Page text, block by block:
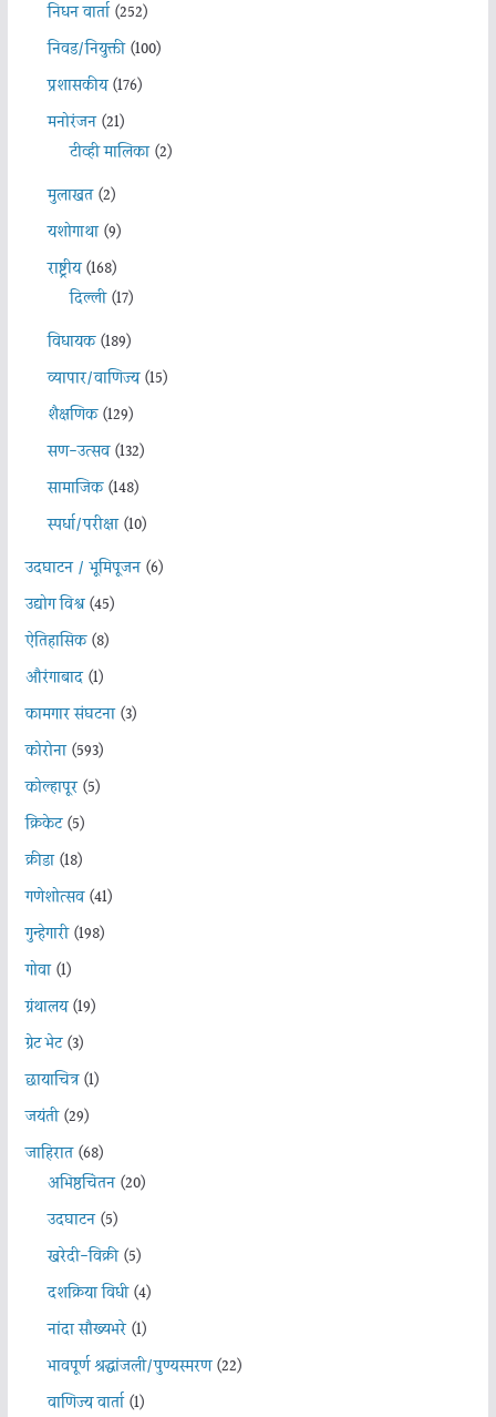
निधन वार्ता(252)
निवड/नियुक्ती(100)
प्रशासकीय(176)
मनोरंजन(21)
टीव्ही मालिका(2)
मुलाखत(2)
यशोगाथा(9)
राष्ट्रीय(168)
दिल्ली(17)
विधायक(189)
व्यापार/वाणिज्य(15)
शैक्षणिक(129)
सण-उत्सव(132)
सामाजिक(148)
स्पर्धा/परीक्षा(10)
उदघाटन / भूमिपूजन(6)
उद्योग विश्व(45)
ऐतिहासिक(8)
औरंगाबाद(1)
कामगार संघटना(3)
कोरोना(593)
कोल्हापूर(5)
क्रिकेट(5)
क्रीडा(18)
गणेशोत्सव(41)
गुन्हेगारी(198)
गोवा(1)
ग्रंथालय(19)
ग्रेट भेट(3)
छायाचित्र(1)
जयंती(29)
जाहिरात(68)
अभिष्ठचिंतन(20)
उदघाटन(5)
खरेदी-विक्री(5)
दशक्रिया विधी(4)
नांदा सौख्यभरे(1)
भावपूर्ण श्रद्धांजली/पुण्यस्मरण(22)
वाणिज्य वार्ता(1)